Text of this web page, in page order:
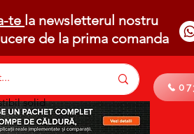
te la newsletterul nostru
de la prima comanda
solid